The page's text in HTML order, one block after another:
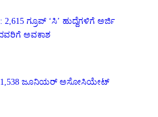
2,615 ಗ್ರೂಪ್ ‘ಸಿ’ ಹುದ್ದೆಗಳಿಗೆ ಅರ್ಜಿ
ಅವಕಾಶ
1,538 ಜೂನಿಯರ್ ಅಸೋಸಿಯೇಟ್